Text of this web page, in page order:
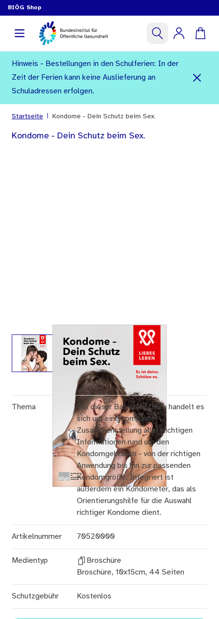
BIÖG Shop
Hinweis - Bestellungen in den Schulferien: In der
Zeit der Ferien kann keine Auslieferung an
Schuladressen erfolgen.
Startseite Kondome - Dein Schutz beim Sex.
Kondome - Dein Schutz beim Sex.
Thema
Bei dieser Basisbroschüre handelt es
sich um eine kompakte
Zusammenstellung aller wichtigen
Informationen rund um den
Kondomgebrauch - von der richtigen
Anwendung bis hin zur passenden
Kondomgröße. Integriert ist
außerdem ein Kondometer, das als
Orientierungshilfe für die Auswahl
richtiger Kondome dient.
Artikelnummer 70520000
Medientyp
Broschüre
Broschüre, 10x15cm, 44 Seiten
Schutzgebühr Kostenlos